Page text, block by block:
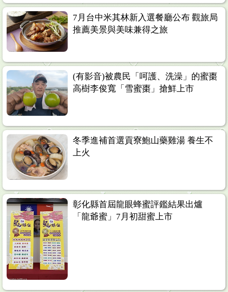
7月台中米其林新入選餐廳公布 觀旅局
推薦美景與美味兼得之旅
(有影音)被農民「呵護、洗澡」的蜜棗
高樹李俊寬「雪蜜棗」搶鮮上市
冬季進補首選貢寮鮑山藥雞湯 養生不
上火
彰化縣首屆龍眼蜂蜜評鑑結果出爐
「龍爺蜜」7月初甜蜜上市